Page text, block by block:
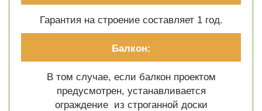
Гарантия на строение составляет 1 год.
Балкон:
В том случае, если балкон проектом
предусмотрен, устанавливается
ограждение из строганной доски